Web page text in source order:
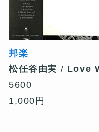
邦楽
松任谷由実 / Love
5600
1,000円